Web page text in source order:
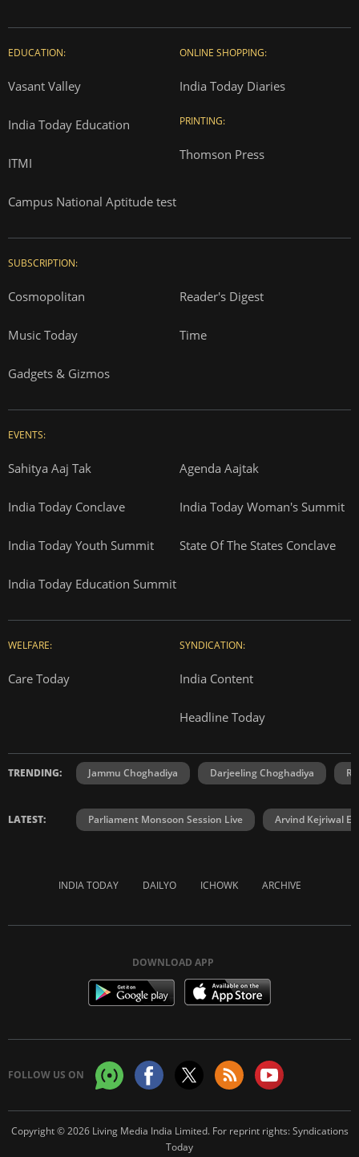
EDUCATION:
Vasant Valley
India Today Education
ITMI
Campus National Aptitude test
ONLINE SHOPPING:
India Today Diaries
PRINTING:
Thomson Press
SUBSCRIPTION:
Cosmopolitan Reader's Digest
Music Today Time
Gadgets & Gizmos
EVENTS:
Sahitya Aaj Tak Agenda Aajtak
India Today Conclave India Today Woman's Summit
India Today Youth Summit State Of The States Conclave
India Today Education Summit
WELFARE:
Care Today
SYNDICATION:
India Content
Headline Today
TRENDING: Jammu Choghadiya Darjeeling Choghadiya
LATEST: Parliament Monsoon Session Live Arvind Kejriwal
INDIA TODAY DAILYO ICHOWK ARCHIVE
DOWNLOAD APP
FOLLOW US ON
Copyright © 2026 Living Media India Limited. For reprint rights:Syndications
Today